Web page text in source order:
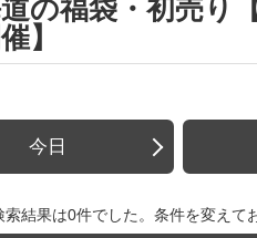
の福袋・初売り
】
今日
索結果は0件でした。条件を変えて